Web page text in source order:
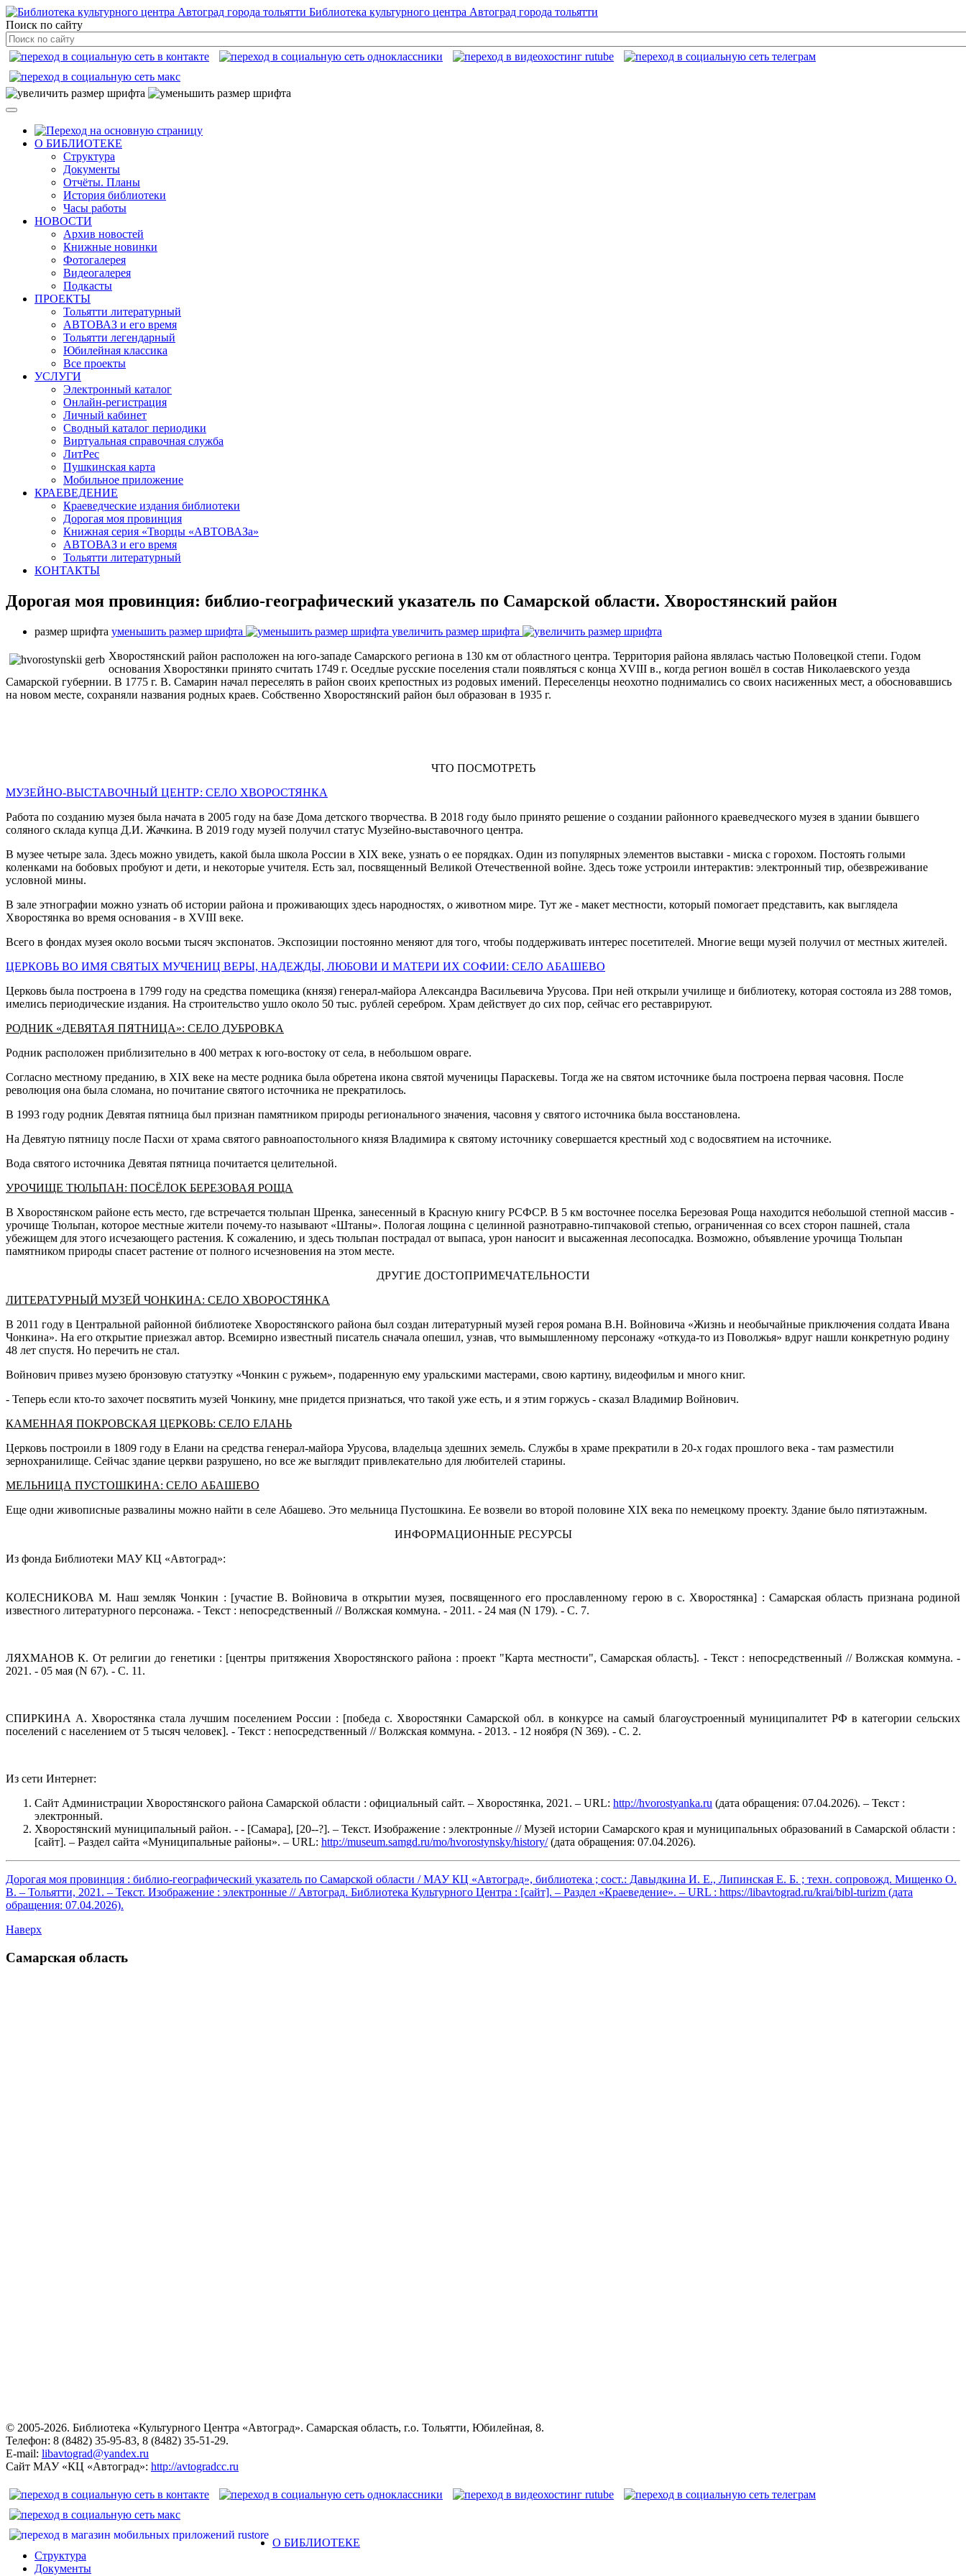
Библиотека культурного центра Автоград города тольятти
Поиск по сайту
О БИБЛИОТЕКЕ
Структура
Документы
Отчёты. Планы
История библиотеки
Часы работы
НОВОСТИ
Архив новостей
Книжные новинки
Фотогалерея
Видеогалерея
Подкасты
ПРОЕКТЫ
Тольятти литературный
АВТОВАЗ и его время
Тольятти легендарный
Юбилейная классика
Все проекты
УСЛУГИ
Электронный каталог
Онлайн-регистрация
Личный кабинет
Сводный каталог периодики
Виртуальная справочная служба
ЛитРес
Пушкинская карта
Мобильное приложение
КРАЕВЕДЕНИЕ
Краеведческие издания библиотеки
Дорогая моя провинция
Книжная серия «Творцы «АВТОВАЗа»
АВТОВАЗ и его время
Тольятти литературный
КОНТАКТЫ
Дорогая моя провинция: библио-географический указатель по Самарской области. Хворостянский район
размер шрифта уменьшить размер шрифта
увеличить размер шрифта
Хворостянский район расположен на юго-западе Самарского региона в 130 км от областного центра. Территория района являлась частью Половецкой степи. Годом
основания Хворостянки принято считать 1749 г. Оседлые русские поселения стали появляться с конца XVIII в., когда регион вошёл в состав Николаевского уезда
Самарской губернии. В 1775 г. В. Самарин начал переселять в район своих крепостных из родовых имений. Переселенцы неохотно поднимались со своих насиженных мест, а обосновавшись
на новом месте, сохраняли названия родных краев. Собственно Хворостянский район был образован в 1935 г.
ЧТО ПОСМОТРЕТЬ
МУЗЕЙНО-ВЫСТАВОЧНЫЙ ЦЕНТР: СЕЛО ХВОРОСТЯНКА
Работа по созданию музея была начата в 2005 году на базе Дома детского творчества. В 2018 году было принято решение о создании районного краеведческого музея в здании бывшего
соляного склада купца Д.И. Жачкина. В 2019 году музей получил статус Музейно-выставочного центра.
В музее четыре зала. Здесь можно увидеть, какой была школа России в XIX веке, узнать о ее порядках. Один из популярных элементов выставки - миска с горохом. Постоять голыми
коленками на бобовых пробуют и дети, и некоторые учителя. Есть зал, посвященный Великой Отечественной войне. Здесь тоже устроили интерактив: электронный тир, обезвреживание
условной мины.
В зале этнографии можно узнать об истории района и проживающих здесь народностях, о животном мире. Тут же - макет местности, который помогает представить, как выглядела
Хворостянка во время основания - в XVIII веке.
Всего в фондах музея около восьми тысяч экспонатов. Экспозиции постоянно меняют для того, чтобы поддерживать интерес посетителей. Многие вещи музей получил от местных жителей.
ЦЕРКОВЬ ВО ИМЯ СВЯТЫХ МУЧЕНИЦ ВЕРЫ, НАДЕЖДЫ, ЛЮБОВИ И МАТЕРИ ИХ СОФИИ: СЕЛО АБАШЕВО
Церковь была построена в 1799 году на средства помещика (князя) генерал-майора Александра Васильевича Урусова. При ней открыли училище и библиотеку, которая состояла из 288 томов,
имелись периодические издания. На строительство ушло около 50 тыс. рублей серебром. Храм действует до сих пор, сейчас его реставрируют.
РОДНИК «ДЕВЯТАЯ ПЯТНИЦА»: СЕЛО ДУБРОВКА
Родник расположен приблизительно в 400 метрах к юго-востоку от села, в небольшом овраге.
Согласно местному преданию, в XIX веке на месте родника была обретена икона святой мученицы Параскевы. Тогда же на святом источнике была построена первая часовня. После
революция она была сломана, но почитание святого источника не прекратилось.
В 1993 году родник Девятая пятница был признан памятником природы регионального значения, часовня у святого источника была восстановлена.
На Девятую пятницу после Пасхи от храма святого равноапостольного князя Владимира к святому источнику совершается крестный ход с водосвятием на источнике.
Вода святого источника Девятая пятница почитается целительной.
УРОЧИЩЕ ТЮЛЬПАН: ПОСЁЛОК БЕРЕЗОВАЯ РОЩА
В Хворостянском районе есть место, где встречается тюльпан Шренка, занесенный в Красную книгу РСФСР. В 5 км восточнее поселка Березовая Роща находится небольшой степной массив -
урочище Тюльпан, которое местные жители почему-то называют «Штаны». Пологая лощина с целинной разнотравно-типчаковой степью, ограниченная со всех сторон пашней, стала
убежищем для этого исчезающего растения. К сожалению, и здесь тюльпан пострадал от выпаса, урон наносит и высаженная лесопосадка. Возможно, объявление урочища Тюльпан
памятником природы спасет растение от полного исчезновения на этом месте.
ДРУГИЕ ДОСТОПРИМЕЧАТЕЛЬНОСТИ
ЛИТЕРАТУРНЫЙ МУЗЕЙ ЧОНКИНА: СЕЛО ХВОРОСТЯНКА
В 2011 году в Центральной районной библиотеке Хворостянского района был создан литературный музей героя романа В.Н. Войновича «Жизнь и необычайные приключения солдата Ивана
Чонкина». На его открытие приезжал автор. Всемирно известный писатель сначала опешил, узнав, что вымышленному персонажу «откуда-то из Поволжья» вдруг нашли конкретную родину
48 лет спустя. Но перечить не стал.
Войнович привез музею бронзовую статуэтку «Чонкин с ружьем», подаренную ему уральскими мастерами, свою картину, видеофильм и много книг.
- Теперь если кто-то захочет посвятить музей Чонкину, мне придется признаться, что такой уже есть, и я этим горжусь - сказал Владимир Войнович.
КАМЕННАЯ ПОКРОВСКАЯ ЦЕРКОВЬ: СЕЛО ЕЛАНЬ
Церковь построили в 1809 году в Елани на средства генерал-майора Урусова, владельца здешних земель. Службы в храме прекратили в 20-х годах прошлого века - там разместили
зернохранилище. Сейчас здание церкви разрушено, но все же выглядит привлекательно для любителей старины.
МЕЛЬНИЦА ПУСТОШКИНА: СЕЛО АБАШЕВО
Еще одни живописные развалины можно найти в селе Абашево. Это мельница Пустошкина. Ее возвели во второй половине XIX века по немецкому проекту. Здание было пятиэтажным.
ИНФОРМАЦИОННЫЕ РЕСУРСЫ
Из фонда Библиотеки МАУ КЦ «Автоград»:
КОЛЕСНИКОВА М. Наш земляк Чонкин : [участие В. Войновича в открытии музея, посвященного его прославленному герою в с. Хворостянка] : Самарская область признана родиной
известного литературного персонажа. - Текст : непосредственный // Волжская коммуна. - 2011. - 24 мая (N 179). - С. 7.
ЛЯХМАНОВ К. От религии до генетики : [центры притяжения Хворостянского района : проект "Карта местности", Самарская область]. - Текст : непосредственный // Волжская коммуна. -
2021. - 05 мая (N 67). - С. 11.
СПИРКИНА А. Хворостянка стала лучшим поселением России : [победа с. Хворостянки Самарской обл. в конкурсе на самый благоустроенный муниципалитет РФ в категории сельских
поселений с населением от 5 тысяч человек]. - Текст : непосредственный // Волжская коммуна. - 2013. - 12 ноября (N 369). - С. 2.
Из сети Интернет:
Сайт Администрации Хворостянского района Самарской области : официальный сайт. – Хворостянка, 2021. – URL: http://hvorostyanka.ru (дата обращения: 07.04.2026). – Текст :
электронный.
Хворостянский муниципальный район. - - [Самара], [20--?]. – Текст. Изображение : электронные // Музей истории Самарского края и муниципальных образований в Самарской области :
[сайт]. – Раздел сайта «Муниципальные районы». – URL: http://museum.samgd.ru/mo/hvorostynsky/history/(дата обращения: 07.04.2026).
Дорогая моя провинция : библио-географический указатель по Самарской области / МАУ КЦ «Автоград», библиотека ; сост.: Давыдкина И. Е., Липинская Е. Б. ; техн. сопровожд. Мищенко О.
В. – Тольятти, 2021. – Текст. Изображение : электронные // Автоград. Библиотека Культурного Центра : [сайт]. – Раздел «Краеведение». – URL : https://libavtograd.ru/krai/bibl-turizm (дата
обращения: 07.04.2026).
Наверх
Самарская область
© 2005-2026. Библиотека «Культурного Центра «Автоград». Самарская область, г.о. Тольятти, Юбилейная, 8.
Телефон: 8 (8482) 35-95-83, 8 (8482) 35-51-29.
E-mail: libavtograd@yandex.ru
Сайт МАУ «КЦ «Автоград»: http://avtogradcc.ru
О БИБЛИОТЕКЕ
Структура
Документы